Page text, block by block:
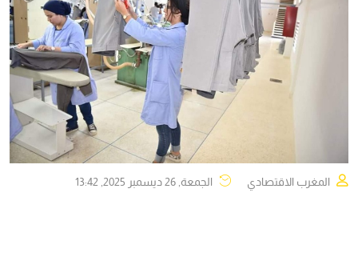
المغرب الاقتصادي الجمعة, 26 ديسمبر 2025, 13:42